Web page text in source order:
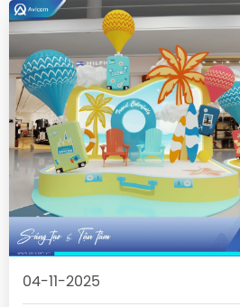
04-11-2025